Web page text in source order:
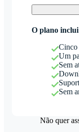
O plano
Cinco
Um
Sem
Sem
Não quer